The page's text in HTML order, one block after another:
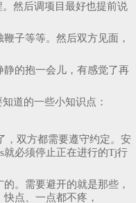
然后调项目最好也提前说
子等等。然后双方见面，
的抱一会儿，有感觉了再
道的一些小知识点：
，双方都需要遵守约定。安
就必须停止正在进行的Tj行
。需要避开的就是那些，
点、一点都不疼，